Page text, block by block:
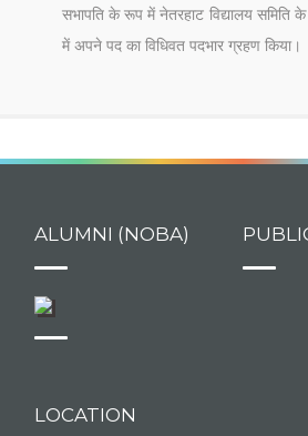
सभापति के रूप में नेतरहाट विद्यालय समिति के
में अपने पद का विधिवत पदभार ग्रहण किया।
ALUMNI (NOBA)
LOCATION